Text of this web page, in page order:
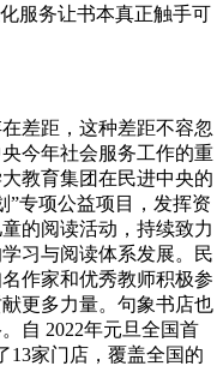
服务让书本真正触手可
差距，这种差距不容忽
今年社会服务工作的重
教育集团在民进中央的
”专项公益项目，发挥资
的阅读活动，持续致力
习与阅读体系发展。民
作家和优秀教师积极参
更多力量。句象书店也
自 2022年元旦全国首
13家门店，覆盖全国的